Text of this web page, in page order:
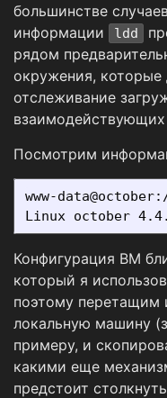
большинстве
информации
ldd
рядом
окружения,
отслеживание
Посмотрим
www-
Конфигурация ВМ
который я
поэтому перетащим
локальную машину
примеру, и
какими еще
предстоит